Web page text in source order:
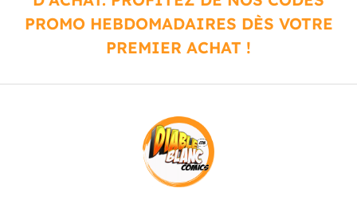
PROMO HEBDOMADAIRES DÈS VOTRE
PREMIER ACHAT !